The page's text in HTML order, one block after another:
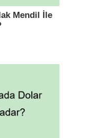
Mendil İle